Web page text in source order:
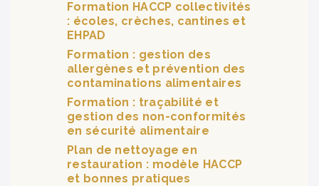
Formation HACCP collectivités
: écoles, crèches, cantines et
EHPAD
Formation : gestion des
allergènes et prévention des
contaminations alimentaires
Formation : traçabilité et
gestion des non-conformités
en sécurité alimentaire
Plan de nettoyage en
restauration : modèle HACCP
et bonnes pratiques